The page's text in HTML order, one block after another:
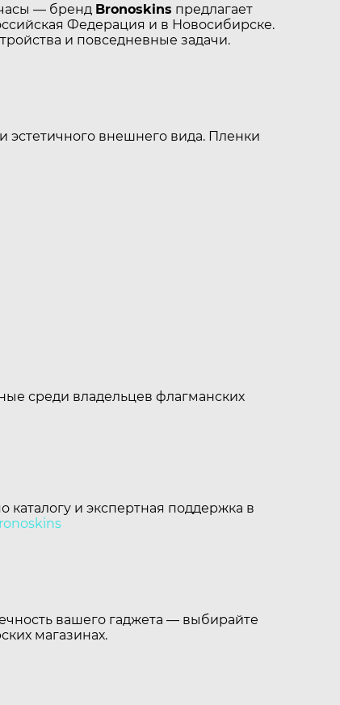
— бренд Bronoskins предлагает
Федерация и в Новосибирске.
и повседневные задачи.
эстетичного внешнего вида. Пленки
среди владельцев флагманских
и экспертная поддержка в
вашего гаджета — выбирайте
магазинах.